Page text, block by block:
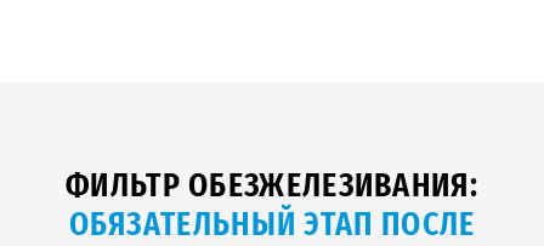
ФИЛЬТР ОБЕЗЖЕЛЕЗИВАНИЯ:
ОБЯЗАТЕЛЬНЫЙ ЭТАП ПОСЛЕ